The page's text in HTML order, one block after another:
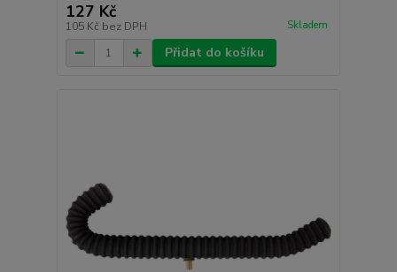
127 Kč
105 Kč bez DPH Skladem
Přidat do košíku